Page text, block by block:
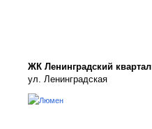
ЖК Ленинградский квартал
ул. Ленинградская